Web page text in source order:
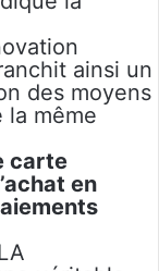
ainsi un
des moyens
la même
carte
en